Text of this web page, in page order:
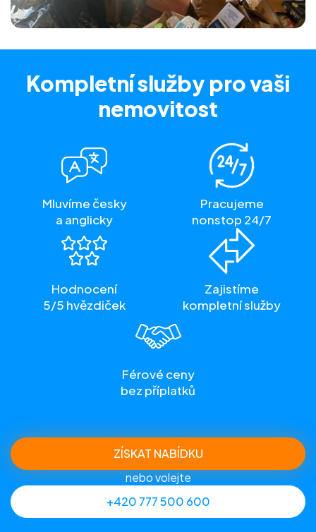
Kompletní služby pro vaši
nemovitost
Mluvíme česky
a anglicky
Pracujeme
nonstop 24/7
Hodnocení
5/5 hvězdiček
Zajistíme
kompletní služby
Férové ceny
bez příplatků
ZÍSKAT NABÍDKU
nebo volejte
+420 777 500 600